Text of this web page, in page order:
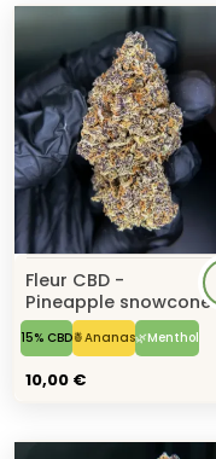
Fleur CBD -
Pineapple snowcone
15% CBD🍍Ananas🌿Menthol
10,00 €